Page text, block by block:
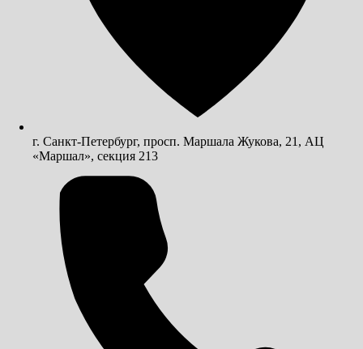
г. Санкт-Петербург, просп. Маршала Жукова, 21, АЦ
«Маршал», секция 213